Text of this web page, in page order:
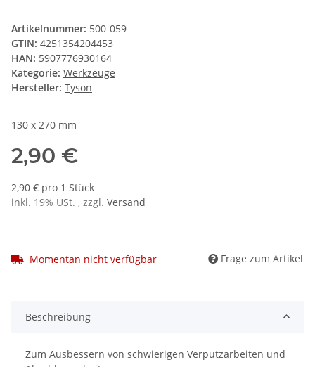
Artikelnummer: 500-059
GTIN: 4251354204453
HAN: 5907776930164
Kategorie: Werkzeuge
Hersteller: Tyson
130 x 270 mm
2,90 €
2,90 € pro 1 Stück
inkl. 19% USt. , zzgl. Versand
Momentan nicht verfügbar Frage zum Artikel
Beschreibung
Zum Ausbessern von schwierigen Verputzarbeiten und